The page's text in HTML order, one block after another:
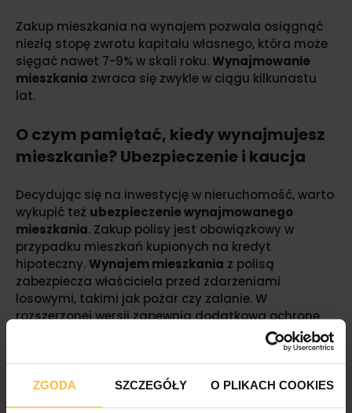
ZGODA SZCZEGÓŁY O PLIKACH COOKIES
Zakup mieszkania na wynajem pozwala osiągnąć
niezłą stopę zwrotu kapitału własnego, która może
sięgać nawet 7-9% w skali roku.Wynajmowanie
mieszkania zwraca się zwykle w ciągu kilkunastu
lat.
O czym pamiętać, kiedy wynajmujesz
mieszkanie? Ubezpieczenie i kaucja
Decydując się na inwestycję w nieruchomość, warto
wykupić też ubezpieczenie wynajmowanego
mieszkania. Zakup polisy jest obowiązkowy w
przypadku mieszkań kupionych na kredyt
hipoteczny.Wynajem mieszkania z polisą
zabezpiecza właściciela przed zdarzeniami
losowymi, takimi jak pożar czy zalanie. W
rozszerzonej wersji zapewnia dodatkową ochronę
między innymi przed wandalizmem i dewastacją.
Ubezpieczenie wynajmowanego mieszkania
kosztuje ok. 250-350 zł za rok.
Często zdarza się, że w chwili zmiany lokatorów